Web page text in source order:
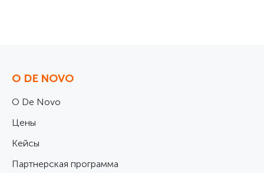
О DE NOVO
О De Novo
Цены
Кейсы
Партнерская программа